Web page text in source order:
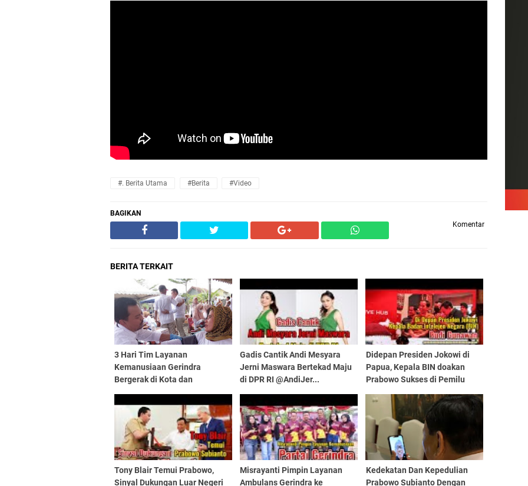
#. Berita Utama #Berita #Video
BAGIKAN
Komentar
BERITA TERKAIT
3 Hari Tim Layanan
Kemanusiaan Gerindra
Bergerak di Kota dan
Gadis Cantik Andi Mesyara
Jerni Maswara Bertekad Maju
di DPR RI @AndiJer...
Didepan Presiden Jokowi di
Papua, Kepala BIN doakan
Prabowo Sukses di Pemilu
Tony Blair Temui Prabowo,
Sinyal Dukungan Luar Negeri
Misrayanti Pimpin Layanan
Ambulans Gerindra ke
Kedekatan Dan Kepedulian
Prabowo Subianto Dengan